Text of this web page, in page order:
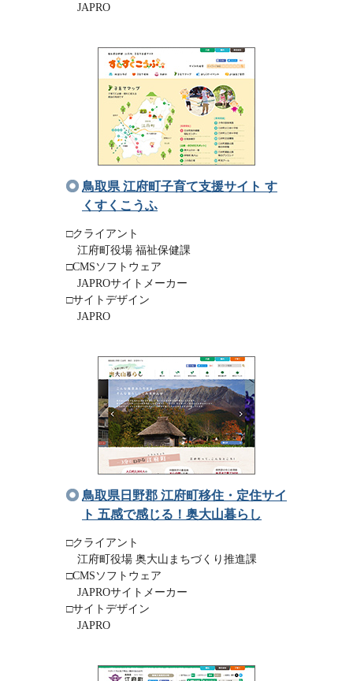
JAPRO
鳥取県 江府町子育て支援サイト す
くすくこうふ
□クライアント
江府町役場 福祉保健課
□CMSソフトウェア
JAPROサイトメーカー
□サイトデザイン
JAPRO
鳥取県日野郡 江府町移住・定住サイ
ト 五感で感じる！奥大山暮らし
□クライアント
江府町役場 奥大山まちづくり推進課
□CMSソフトウェア
JAPROサイトメーカー
□サイトデザイン
JAPRO